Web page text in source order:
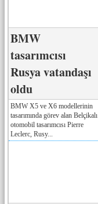
BMW
tasarımcısı
Rusya vatandaşı
oldu
BMW X5 ve X6 modellerinin
tasarımında görev alan Belçikalı
otomobil tasarımcısı Pierre
Leclerc, Rusy...